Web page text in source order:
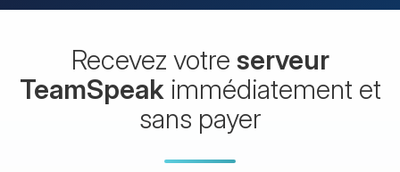
Recevez votre serveur
TeamSpeak immédiatement et
sans payer